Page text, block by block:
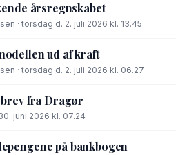
årsregnskabet
· torsdag d. 2. juli 2026 kl. 13.45
ud af kraft
· torsdag d. 2. juli 2026 kl. 06.27
fra Dragør
juni 2026 kl. 07.24
på bankbogen